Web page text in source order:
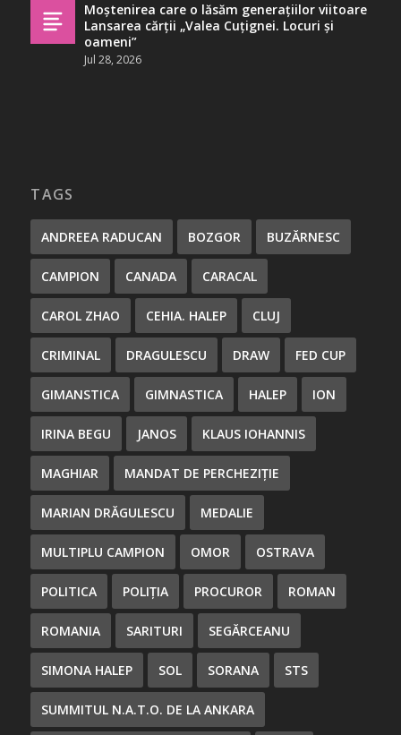
Moștenirea care o lăsăm generațiilor viitoare
Lansarea cărții „Valea Cuțignei. Locuri și
oameni”
Jul 28, 2026
TAGS
ANDREEA RADUCAN BOZGOR BUZĂRNESC
CAMPION CANADA CARACAL
CAROL ZHAO CEHIA. HALEP CLUJ
CRIMINAL DRAGULESCU DRAW FED CUP
GIMANSTICA GIMNASTICA HALEP ION
IRINA BEGU JANOS KLAUS IOHANNIS
MAGHIAR MANDAT DE PERCHEZIȚIE
MARIAN DRĂGULESCU MEDALIE
MULTIPLU CAMPION OMOR OSTRAVA
POLITICA POLIȚIA PROCUROR ROMAN
ROMANIA SARITURI SEGĂRCEANU
SIMONA HALEP SOL SORANA STS
SUMMITUL N.A.T.O. DE LA ANKARA